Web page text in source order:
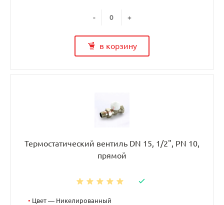
- +
в корзину
Термостатический вентиль DN 15, 1/2", PN 10,
прямой
• Цвет — Никелированный